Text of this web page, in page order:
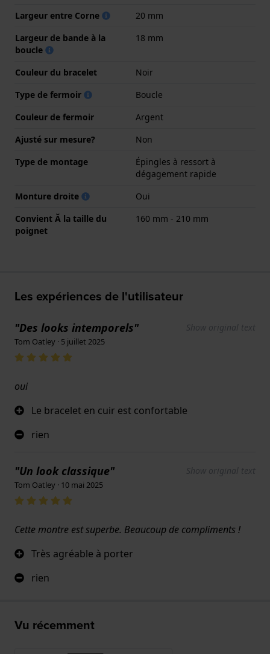
Largeur entre Corne
20 mm
Largeur de bande à la
boucle
18 mm
Couleur du bracelet
Noir
Type de fermoir
Boucle
Couleur de fermoir
Argent
Ajusté sur mesure?
Non
Type de montage
Épingles à ressort à
dégagement rapide
Monture droite
Oui
Convient Ă la taille du
poignet
160 mm - 210 mm
Les expériences de l'utilisateur
"Des looks intemporels" Show original text
Tom Oatley · 5 juillet 2025
oui
Le bracelet en cuir est confortable
rien
"Un look classique" Show original text
Tom Oatley · 10 mai 2025
Cette montre est superbe. Beaucoup de compliments !
Très agréable à porter
rien
Vu récemment